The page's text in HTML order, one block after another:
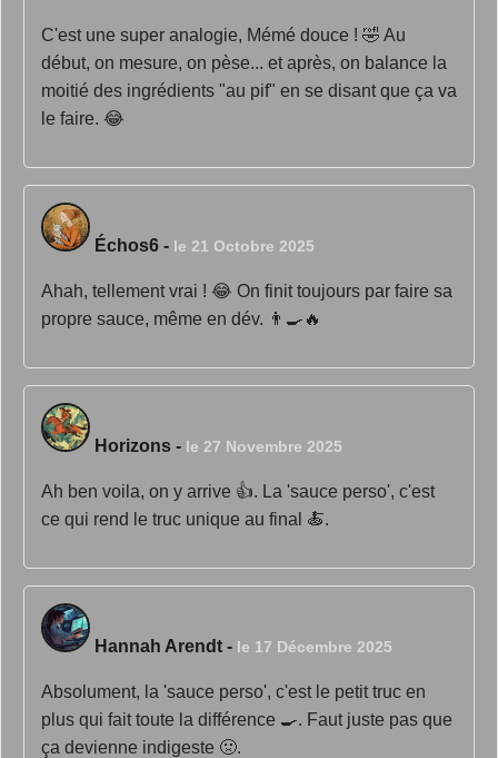
C'est une super analogie, Mémé douce ! 🤣 Au
début, on mesure, on pèse... et après, on balance la
moitié des ingrédients "au pif" en se disant que ça va
le faire. 😂
Échos6 - le 21 Octobre 2025
Ahah, tellement vrai ! 😂 On finit toujours par faire sa
propre sauce, même en dév. 👨‍🍳🔥
Horizons - le 27 Novembre 2025
Ah ben voila, on y arrive 👍. La 'sauce perso', c'est
ce qui rend le truc unique au final 🍝.
Hannah Arendt - le 17 Décembre 2025
Absolument, la 'sauce perso', c'est le petit truc en
plus qui fait toute la différence 🍳. Faut juste pas que
ça devienne indigeste 🤢.